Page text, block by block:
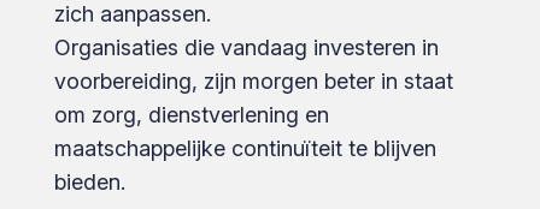
zich aanpassen.
Organisaties die vandaag investeren in
voorbereiding, zijn morgen beter in staat
om zorg, dienstverlening en
maatschappelijke continuïteit te blijven
bieden.